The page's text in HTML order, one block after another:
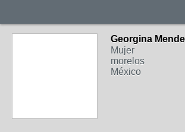
Georgina
Mujer
morelos
México